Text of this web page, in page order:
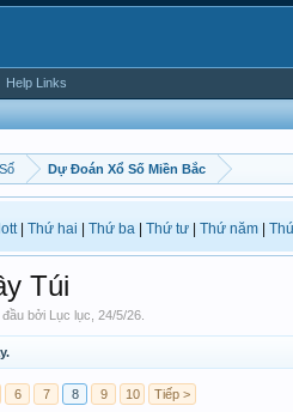
Dự Đoán Xổ Số Miền Bắc
| Thứ hai Thứ ba Thứ tư Thứ năm
Túi
đầu bởi Lục lục 24/5/26
6 7 8 9 10 Tiếp >
Help Links